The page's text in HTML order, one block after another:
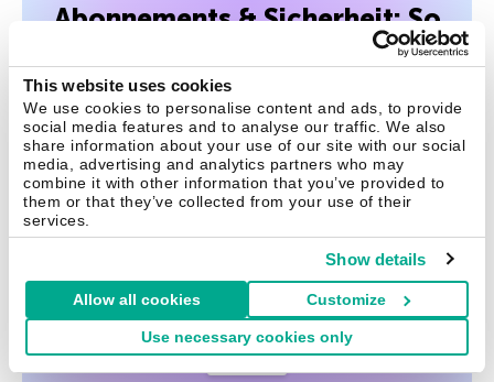
This website uses cookies
We use cookies to personalise content and ads, to provide
social media features and to analyse our traffic. We also
share information about your use of our site with our social
media, advertising and analytics partners who may
combine it with other information that you’ve provided to
them or that they’ve collected from your use of their
services.
Show details
Allow all cookies Customize
Use necessary cookies only
Abonnements & Sicherheit: So
schützt du deine Konten, deinen
Geldbeutel und deine
Gesundheit
Wer Abonnements besitzt, sollte sich unbedingt um
Cybersicherheit kümmern – um seine eigene und die
seiner Familie
Tipps